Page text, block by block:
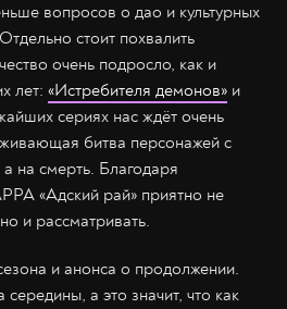
вопросов о дао и культурных
стоит похвалить
очень подросло, как и
лет: «Истребителя демонов» и
сериях нас ждёт очень
битва персонажей с
на смерть. Благодаря
«Адский рай» приятно не
и рассматривать.
и анонса о продолжении.
середины, а это значит, что как